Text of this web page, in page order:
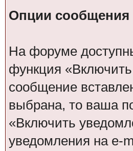
Опции сообщения
На форуме
функция
сообщение
выбрана, то ваша
«Включить
уведомления на e-